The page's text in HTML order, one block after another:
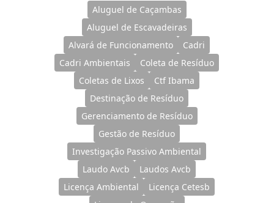
Aluguel de Caçambas
Aluguel de Escavadeiras
Alvará de Funcionamento
Cadri
Cadri Ambientais
Coleta de Resíduo
Coletas de Lixos
Ctf Ibama
Destinação de Resíduo
Gerenciamento de Resíduo
Gestão de Resíduo
Investigação Passivo Ambiental
Laudo Avcb
Laudos Avcb
Licença Ambiental
Licença Cetesb